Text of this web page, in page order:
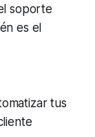
soporte
es el
tus